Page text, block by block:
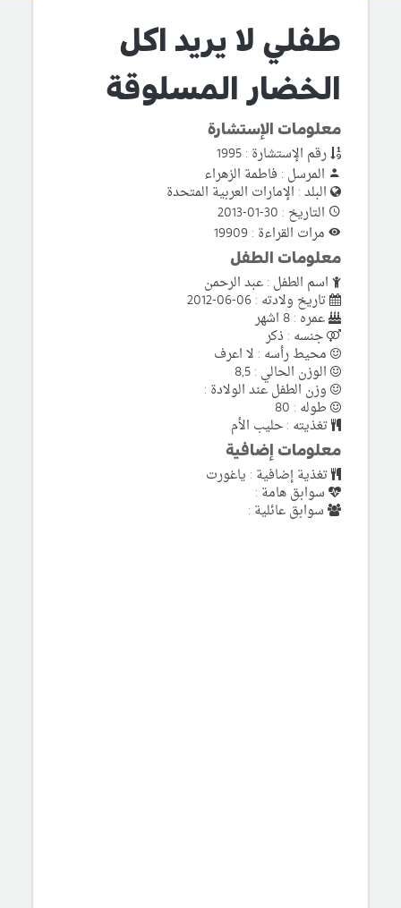
طفلي لا يريد اكل
الخضار المسلوقة
معلومات الإستشارة
رقم الإستشارة : 1995
المرسل : فاطمة الزهراء
البلد : الإمارات العربية المتحدة
التاريخ : 30-01-2013
مرات القراءة : 19909
معلومات الطفل
اسم الطفل : عبد الرحمن
تاريخ ولادته : 06-06-2012
عمره : 8 اشهر
جنسه : ذكر
محيط رأسه : لا اعرف
الوزن الحالي : 8,5
وزن الطفل عند الولادة :
طوله : 80
تغذيته : حليب الأم
معلومات إضافية
تغذية إضافية : ياغورت
سوابق هامة :
سوابق عائلية :